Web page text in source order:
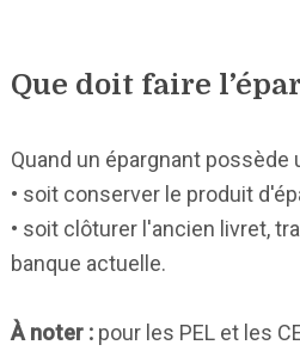
Que doit faire
Quand un épargnant
• soit conserver le produit
• soit clôturer l'ancien livret,
banque actuelle.
À noter : pour les PEL et les